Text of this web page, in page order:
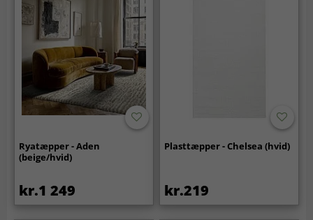
Ryatæpper - Aden
(beige/hvid)
kr.1 249
Plasttæpper - Chelsea (hvid)
kr.219